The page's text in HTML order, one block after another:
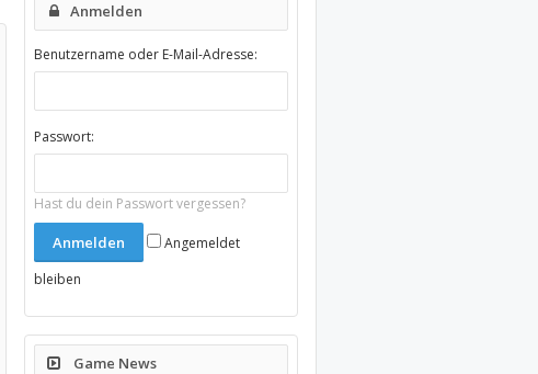
Anmelden
Benutzername oder E-Mail-Adresse:
Passwort:
Hast du dein Passwort vergessen?
Angemeldet
bleiben
Game News